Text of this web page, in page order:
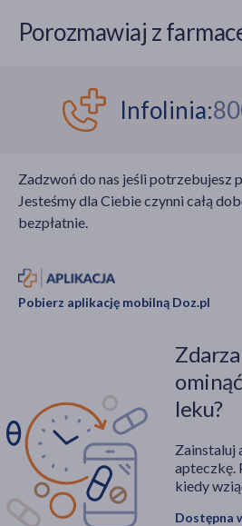
Porozmawiaj z
Infolinia:
Zadzwoń do nas jeśli potrzebujesz
Jesteśmy dla Ciebie czynni całą
bezpłatnie.
Pobierz aplikację mobilną Doz.pl
leku?
Zainstaluj
apteczkę.
kiedy
Dostępna